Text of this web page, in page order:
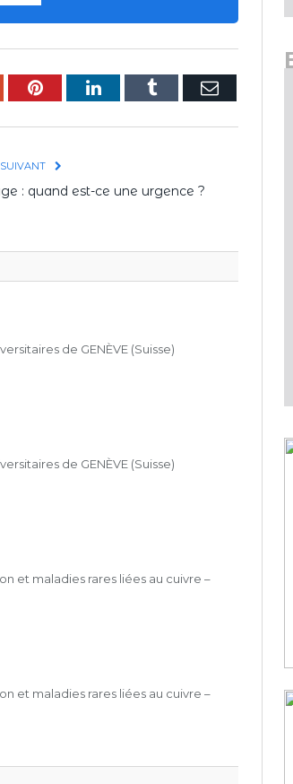
PinterestLinkedInTumblr E-
: quand est-ce une urgence ?
de GENÈVE (Suisse)
de GENÈVE (Suisse)
et maladies rares liées au cuivre –
et maladies rares liées au cuivre –